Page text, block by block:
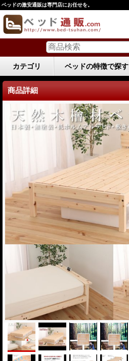
ベッドの激安通販は専門店にお任せを。
カテゴリ ベッドの特徴で探す
商品詳細